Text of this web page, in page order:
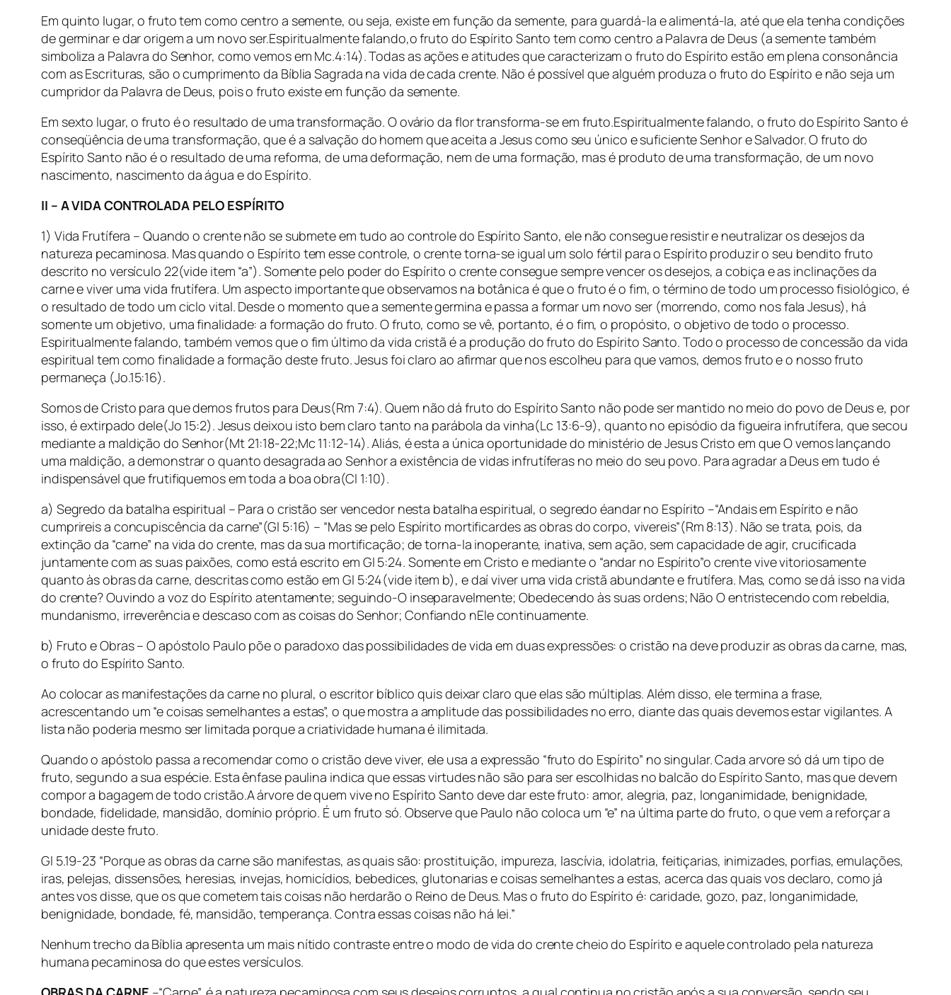
Em quinto lugar, o fruto tem como centro a semente, ou seja, existe em função da semente, para guardá-la e alimentá-la, até que ela tenha condições
de germinar e dar origem a um novo ser.Espiritualmente falando,o fruto do Espírito Santo tem como centro a Palavra de Deus (a semente também
simboliza a Palavra do Senhor, como vemos em Mc.4:14). Todas as ações e atitudes que caracterizam o fruto do Espírito estão em plena consonância
com as Escrituras, são o cumprimento da Bíblia Sagrada na vida de cada crente. Não é possível que alguém produza o fruto do Espírito e não seja um
cumpridor da Palavra de Deus, pois o fruto existe em função da semente.
Em sexto lugar, o fruto é o resultado de uma transformação. O ovário da flor transforma-se em fruto.Espiritualmente falando, o fruto do Espírito Santo é
conseqüência de uma transformação, que é a salvação do homem que aceita a Jesus como seu único e suficiente Senhor e Salvador. O fruto do
Espírito Santo não é o resultado de uma reforma, de uma deformação, nem de uma formação, mas é produto de uma transformação, de um novo
nascimento, nascimento da água e do Espírito.
II – A VIDA CONTROLADA PELO ESPÍRITO
1) Vida Frutífera – Quando o crente não se submete em tudo ao controle do Espírito Santo, ele não consegue resistir e neutralizar os desejos da
natureza pecaminosa. Mas quando o Espírito tem esse controle, o crente torna-se igual um solo fértil para o Espírito produzir o seu bendito fruto
descrito no versículo 22(vide item “a”). Somente pelo poder do Espírito o crente consegue sempre vencer os desejos, a cobiça e as inclinações da
carne e viver uma vida frutífera. Um aspecto importante que observamos na botânica é que o fruto é o fim, o término de todo um processo fisiológico, é
o resultado de todo um ciclo vital. Desde o momento que a semente germina e passa a formar um novo ser (morrendo, como nos fala Jesus), há
somente um objetivo, uma finalidade: a formação do fruto. O fruto, como se vê, portanto, é o fim, o propósito, o objetivo de todo o processo.
Espiritualmente falando, também vemos que o fim último da vida cristã é a produção do fruto do Espírito Santo. Todo o processo de concessão da vida
espiritual tem como finalidade a formação deste fruto. Jesus foi claro ao afirmar que nos escolheu para que vamos, demos fruto e o nosso fruto
permaneça (Jo.15:16).
Somos de Cristo para que demos frutos para Deus(Rm 7:4). Quem não dá fruto do Espírito Santo não pode ser mantido no meio do povo de Deus e, por
isso, é extirpado dele(Jo 15:2). Jesus deixou isto bem claro tanto na parábola da vinha(Lc 13:6-9), quanto no episódio da figueira infrutífera, que secou
mediante a maldição do Senhor(Mt 21:18-22;Mc 11:12-14). Aliás, é esta a única oportunidade do ministério de Jesus Cristo em que O vemos lançando
uma maldição, a demonstrar o quanto desagrada ao Senhor a existência de vidas infrutíferas no meio do seu povo. Para agradar a Deus em tudo é
indispensável que frutifiquemos em toda a boa obra(Cl 1:10).
a) Segredo da batalha espiritual – Para o cristão ser vencedor nesta batalha espiritual, o segredo éandar no Espírito –“Andais em Espírito e não
cumprireis a concupiscência da carne”(Gl 5:16) – “Mas se pelo Espírito mortificardes as obras do corpo, vivereis”(Rm 8:13). Não se trata, pois, da
extinção da “carne” na vida do crente, mas da sua mortificação; de torna-la inoperante, inativa, sem ação, sem capacidade de agir, crucificada
juntamente com as suas paixões, como está escrito em Gl 5:24. Somente em Cristo e mediante o “andar no Espírito”o crente vive vitoriosamente
quanto às obras da carne, descritas como estão em Gl 5:24(vide item b), e daí viver uma vida cristã abundante e frutífera. Mas, como se dá isso na vida
do crente? Ouvindo a voz do Espírito atentamente; seguindo-O inseparavelmente; Obedecendo às suas ordens; Não O entristecendo com rebeldia,
mundanismo, irreverência e descaso com as coisas do Senhor; Confiando nEle continuamente.
b) Fruto e Obras – O apóstolo Paulo põe o paradoxo das possibilidades de vida em duas expressões: o cristão na deve produzir as obras da carne, mas,
o fruto do Espírito Santo.
Ao colocar as manifestações da carne no plural, o escritor bíblico quis deixar claro que elas são múltiplas. Além disso, ele termina a frase,
acrescentando um “e coisas semelhantes a estas”, o que mostra a amplitude das possibilidades no erro, diante das quais devemos estar vigilantes. A
lista não poderia mesmo ser limitada porque a criatividade humana é ilimitada.
Quando o apóstolo passa a recomendar como o cristão deve viver, ele usa a expressão “fruto do Espírito” no singular. Cada arvore só dá um tipo de
fruto, segundo a sua espécie. Esta ênfase paulina indica que essas virtudes não são para ser escolhidas no balcão do Espírito Santo, mas que devem
compor a bagagem de todo cristão.A árvore de quem vive no Espírito Santo deve dar este fruto: amor, alegria, paz, longanimidade, benignidade,
bondade, fidelidade, mansidão, domínio próprio. É um fruto só. Observe que Paulo não coloca um “e” na última parte do fruto, o que vem a reforçar a
unidade deste fruto.
Gl 5.19-23 “Porque as obras da carne são manifestas, as quais são: prostituição, impureza, lascívia, idolatria, feitiçarias, inimizades, porfias, emulações,
iras, pelejas, dissensões, heresias, invejas, homicídios, bebedices, glutonarias e coisas semelhantes a estas, acerca das quais vos declaro, como já
antes vos disse, que os que cometem tais coisas não herdarão o Reino de Deus. Mas o fruto do Espírito é: caridade, gozo, paz, longanimidade,
benignidade, bondade, fé, mansidão, temperança. Contra essas coisas não há lei.”
Nenhum trecho da Bíblia apresenta um mais nítido contraste entre o modo de vida do crente cheio do Espírito e aquele controlado pela natureza
humana pecaminosa do que estes versículos.